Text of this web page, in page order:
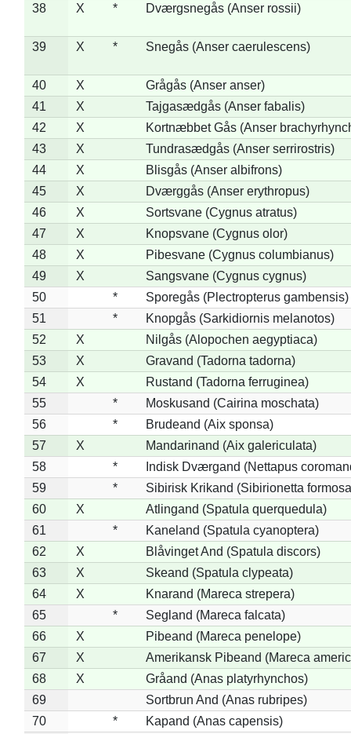
38
X * Dværgsnegås (Anser rossii)
39 X * Snegås (Anser caerulescens)
40 X
Grågås (Anser anser)
41
X
Tajgasædgås (Anser fabalis)
42
X
Kortnæbbet Gås (Anser
43
X
Tundrasædgås (Anser serrirostris)
44
X
Blisgås (Anser albifrons)
45
X
Dværggås (Anser erythropus)
46
X
Sortsvane (Cygnus atratus)
47
X
Knopsvane (Cygnus olor)
48
X
Pibesvane (Cygnus columbianus)
49
X
Sangsvane (Cygnus cygnus)
50
*
Sporegås (Plectropterus gambensis)
51
*
Knopgås (Sarkidiornis melanotos)
52
X
Nilgås (Alopochen aegyptiaca)
53
X
Gravand (Tadorna tadorna)
54
X
Rustand (Tadorna ferruginea)
55
*
Moskusand (Cairina moschata)
56
*
Brudeand (Aix sponsa)
57
X
Mandarinand (Aix galericulata)
58
*
Indisk Dværgand (Nettapus
59
*
Sibirisk Krikand (Sibirionetta
60
X
Atlingand (Spatula querquedula)
61
*
Kaneland (Spatula cyanoptera)
62
X
Blåvinget And (Spatula discors)
63
X
Skeand (Spatula clypeata)
64
X
Knarand (Mareca strepera)
65
*
Segland (Mareca falcata)
66
X
Pibeand (Mareca penelope)
67
X
Amerikansk Pibeand (Mareca
68
X
Gråand (Anas platyrhynchos)
69
Sortbrun And (Anas rubripes)
70
*
Kapand (Anas capensis)